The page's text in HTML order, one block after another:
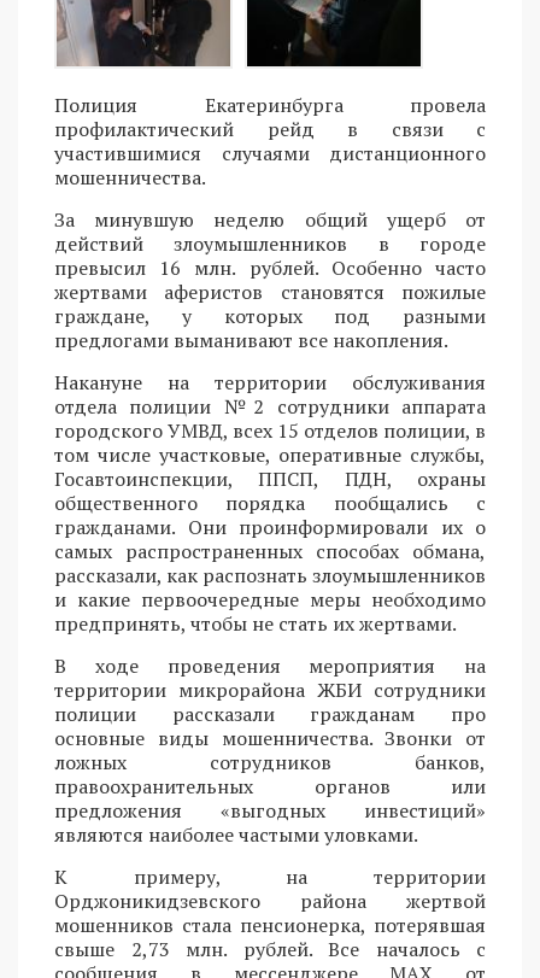
Полиция Екатеринбурга провела
профилактический рейд в связи с
участившимися случаями дистанционного
мошенничества.
За минувшую неделю общий ущерб от
действий злоумышленников в городе
превысил 16 млн. рублей. Особенно часто
жертвами аферистов становятся пожилые
граждане, у которых под разными
предлогами выманивают все накопления.
Накануне на территории обслуживания
отдела полиции №2 сотрудники аппарата
городского УМВД, всех 15 отделов полиции, в
том числе участковые, оперативные службы,
Госавтоинспекции, ППСП, ПДН, охраны
общественного порядка пообщались с
гражданами. Они проинформировали их о
самых распространенных способах обмана,
рассказали, как распознать злоумышленников
и какие первоочередные меры необходимо
предпринять, чтобы не стать их жертвами.
В ходе проведения мероприятия на
территории микрорайона ЖБИ сотрудники
полиции рассказали гражданам про
основные виды мошенничества. Звонки от
ложных сотрудников банков,
правоохранительных органов или
предложения «выгодных инвестиций»
являются наиболее частыми уловками.
К примеру, на территории
Орджоникидзевского района жертвой
мошенников стала пенсионерка, потерявшая
свыше 2,73 млн. рублей. Все началось с